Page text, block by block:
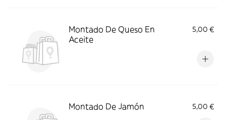
Montado De Queso En
Aceite
5,00 €
Montado De Jamón 5,00 €